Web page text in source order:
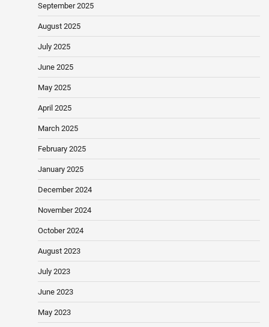
September 2025
August 2025
July 2025
June 2025
May 2025
April 2025
March 2025
February 2025
January 2025
December 2024
November 2024
October 2024
August 2023
July 2023
June 2023
May 2023